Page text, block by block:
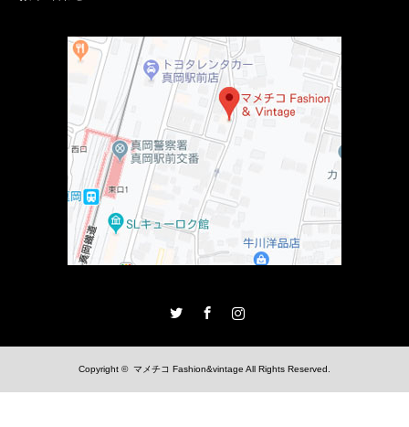
Copyright © マメチコ Fashion&vintage All Rights Reserved.